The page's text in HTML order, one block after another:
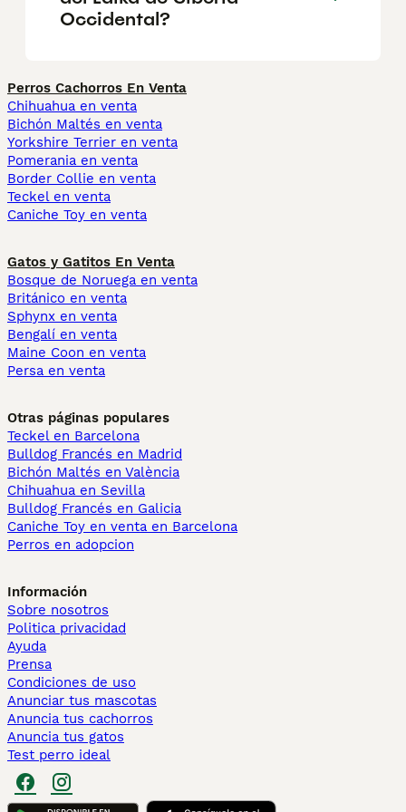
Occidental?
Perros Cachorros En Venta
Chihuahua en venta
Bichón Maltés en venta
Yorkshire Terrier en venta
Pomerania en venta
Border Collie en venta
Teckel en venta
Caniche Toy en venta
Gatos y Gatitos En Venta
Bosque de Noruega en venta
Británico en venta
Sphynx en venta
Bengalí en venta
Maine Coon en venta
Persa en venta
Otras páginas populares
Teckel en Barcelona
Bulldog Francés en Madrid
Bichón Maltés en València
Chihuahua en Sevilla
Bulldog Francés en Galicia
Caniche Toy en venta en Barcelona
Perros en adopcion
Información
Sobre nosotros
Politica privacidad
Ayuda
Prensa
Condiciones de uso
Anunciar tus mascotas
Anuncia tus cachorros
Anuncia tus gatos
Test perro ideal